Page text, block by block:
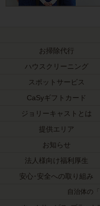
お掃除代行
ハウスクリーニング
スポットサービス
CaSyギフトカード
ジョリーキャストとは
提供エリア
お知らせ
法人様向け福利厚生
安心･安全への取り組み
自治体の